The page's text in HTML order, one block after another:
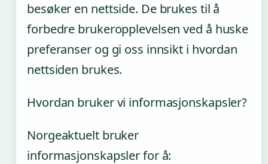
besøker en nettside. De brukes til å
forbedre brukeropplevelsen ved å huske
preferanser og gi oss innsikt i hvordan
nettsiden brukes.
Hvordan bruker vi informasjonskapsler?
Norgeaktuelt bruker
informasjonskapsler for å: